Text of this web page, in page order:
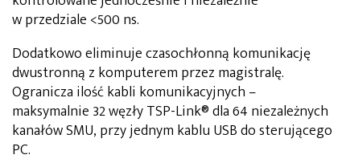
w przedziale <500 ns.
Dodatkowo eliminuje czasochłonną komunikację
dwustronną z komputerem przez magistralę.
Ogranicza ilość kabli komunikacyjnych –
maksymalnie 32 węzły TSP-Link® dla 64 niezależnych
kanałów SMU, przy jednym kablu USB do sterującego
PC.